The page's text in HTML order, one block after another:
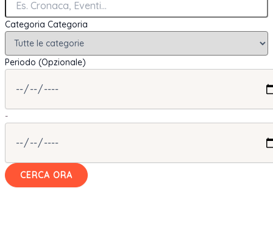
Categoria Categoria
Periodo (Opzionale)
-
CERCA ORA